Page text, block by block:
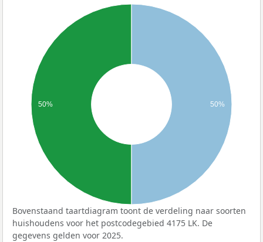
50% 50%
Bovenstaand taartdiagram toont de verdeling naar soorten
huishoudens voor het postcodegebied 4175 LK. De
gegevens gelden voor 2025.